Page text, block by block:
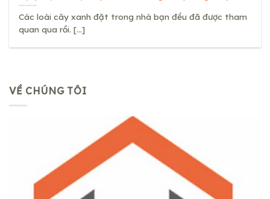
Các loài cây xanh đặt trong nhà bạn đều đã được tham
quan qua rồi. [...]
VỀ CHÚNG TÔI